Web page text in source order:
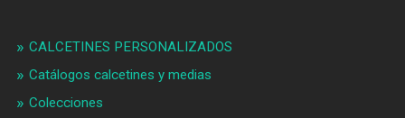
CALCETINES PERSONALIZADOS
Catálogos calcetines y medias
Colecciones